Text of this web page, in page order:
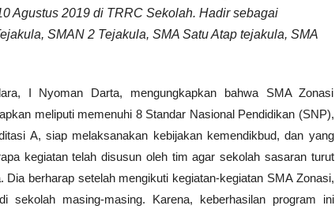
Agustus 2019 di TRRC Sekolah. Hadir sebagai
SMAN 2 Tejakula, SMA Satu Atap tejakula, SMA
I Nyoman Darta, mengungkapkan bahwa SMA Zonasi
meliputi memenuhi 8 Standar Nasional Pendidikan (SNP),
A, siap melaksanakan kebijakan kemendikbud, dan yang
kegiatan telah disusun oleh tim agar sekolah sasaran turut
berharap setelah mengikuti kegiatan-kegiatan SMA Zonasi,
sekolah masing-masing. Karena, keberhasilan program ini